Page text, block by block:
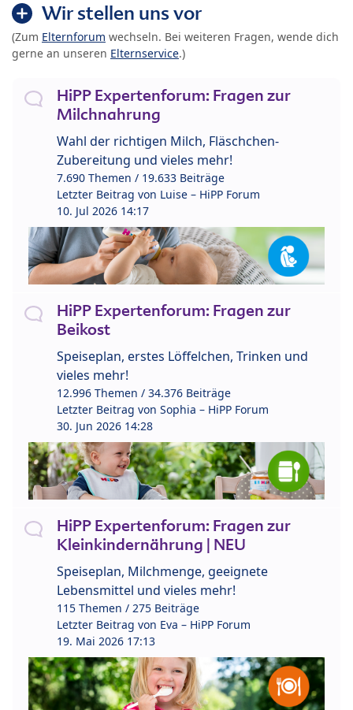
Wir stellen uns vor
(Zum Elternforum wechseln. Bei weiteren Fragen, wende dich
gerne an unseren Elternservice.)
HiPP Expertenforum: Fragen zur
Milchnahrung
Wahl der richtigen Milch, Fläschchen-
Zubereitung und vieles mehr!
7.690 Themen / 19.633 Beiträge
Letzter Beitrag von Luise – HiPP Forum
10. Jul 2026 14:17
HiPP Expertenforum: Fragen zur
Beikost
Speiseplan, erstes Löffelchen, Trinken und
vieles mehr!
12.996 Themen / 34.376 Beiträge
Letzter Beitrag von Sophia – HiPP Forum
30. Jun 2026 14:28
HiPP Expertenforum: Fragen zur
Kleinkindernährung | NEU
Speiseplan, Milchmenge, geeignete
Lebensmittel und vieles mehr!
115 Themen / 275 Beiträge
Letzter Beitrag von Eva – HiPP Forum
19. Mai 2026 17:13